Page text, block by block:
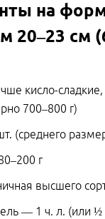
на
20–23 см
кисло-
700–800 г)
(среднего
г
высшего
— 1 ч. л. (или ½